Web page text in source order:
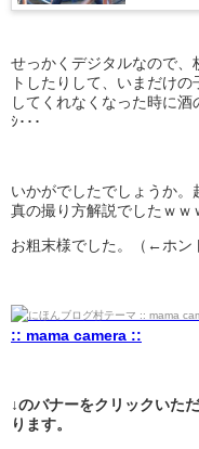
せっかくデジタルなので、
トしたりして、いまだけ
してくれなくなった時に
ｼ･･･
いかがでしたでしょうか
真の撮り方解説でしたｗｗ
お粗末様でした。（←ホン
:: mama camera ::
↓のバナーをクリックいた
ります。